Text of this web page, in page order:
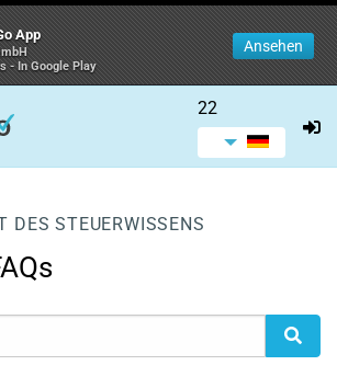
App
- In Google Play
Ansehen
22
DES STEUERWISSENS